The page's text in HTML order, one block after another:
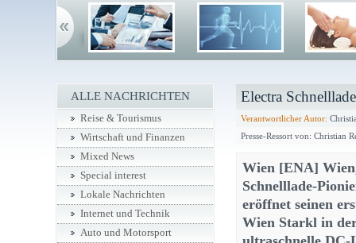
Electra
Verantwortlicher Autor:
Presse-Ressort von: Christian
Wien [ENA]
Schnelllade-
eröffnet seinen
Wien Starkl in
ALLE NACHRICHTEN
Reise & Tourismus
Wirtschaft und Finanzen
Mixed News
Special interest
Lokale Nachrichten
Internet und Technik
Auto und Motorsport